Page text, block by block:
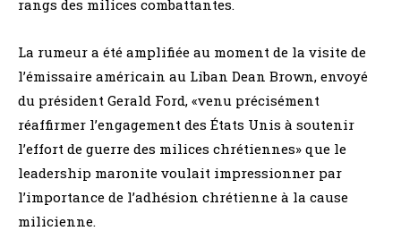
rangs des milices combattantes.
La rumeur a été amplifiée au moment de la visite de
l’émissaire américain au Liban Dean Brown, envoyé
du président Gerald Ford, «venu précisément
réaffirmer l’engagement des États Unis à soutenir
l’effort de guerre des milices chrétiennes» que le
leadership maronite voulait impressionner par
l’importance de l’adhésion chrétienne à la cause
milicienne.